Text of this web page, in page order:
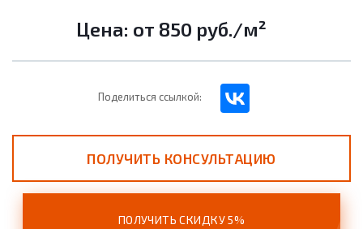
Цена: от 850 руб./м²
Поделиться ссылкой:
ПОЛУЧИТЬ КОНСУЛЬТАЦИЮ
ПОЛУЧИТЬ СКИДКУ 5%